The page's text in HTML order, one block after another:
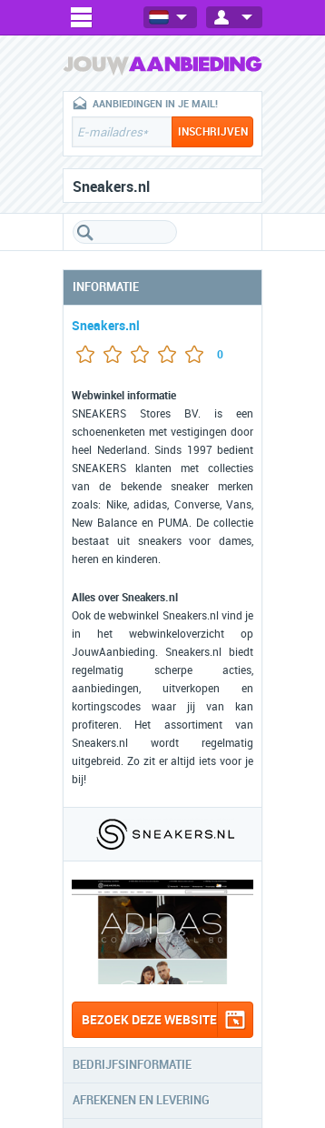
AANBIEDINGEN IN JE MAIL!
Sneakers.nl
INFORMATIE
Sneakers.nl
0
Webwinkel informatie
SNEAKERS Stores BV. is een
schoenenketen met vestigingen door
heel Nederland. Sinds 1997 bedient
SNEAKERS klanten met collecties
van de bekende sneaker merken
zoals: Nike, adidas, Converse, Vans,
New Balance en PUMA. De collectie
bestaat uit sneakers voor dames,
heren en kinderen.
Alles over Sneakers.nl
Ook de webwinkel Sneakers.nl vind je
in het webwinkeloverzicht op
JouwAanbieding. Sneakers.nl biedt
regelmatig scherpe acties,
aanbiedingen, uitverkopen en
kortingscodes waar jij van kan
profiteren. Het assortiment van
Sneakers.nl wordt regelmatig
uitgebreid. Zo zit er altijd iets voor je
bij!
BEZOEK DEZE WEBSITE
BEDRIJFSINFORMATIE
AFREKENEN EN LEVERING